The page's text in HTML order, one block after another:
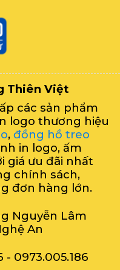
Thiên Việt
các sản phẩm
logo thương hiệu
, đồng hồ treo
in logo, ấm
giá ưu đãi nhất
chính sách,
đơn hàng lớn.
Nguyễn Lâm
An
- 0973.005.186